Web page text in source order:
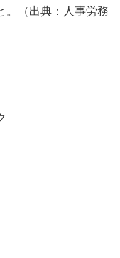
。（出典：人事労務